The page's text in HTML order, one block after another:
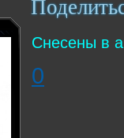
Снесены в
0